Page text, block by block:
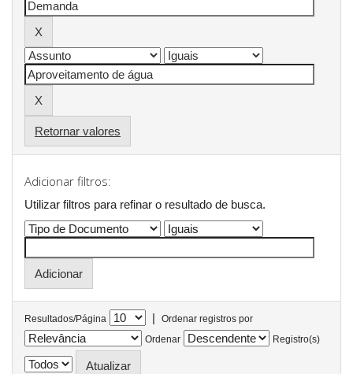
Retornar valores
Adicionar filtros:
Utilizar filtros para refinar o resultado de busca.
Resultados/Página |
Ordenar registros por
Ordenar
Registro(s)